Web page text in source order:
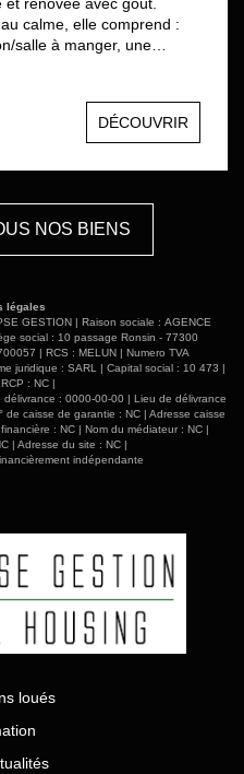
et rénovée avec goût.
calme, elle comprend :
salle à manger, une
grille-pain,
avec lave-linge et
séparé. À l'étage : un
avec rangements et
WC.
DÉCOUVRIR
NOS BIENS
légales
GESTION | Raison sociale : AGENCE
social : 10 passage Ronsin - 77300
| RCS : MELUN | Numero TVA
juridique : SARL | Capital social : 10 473 |
: NC |
: 0000-00-00 | Lieu de délivrance
de caisse de garantie : NC | Adresse caisse
: NC | Nom du médiateur : NC |
| Adresse du site : NC |
indépendante
loués